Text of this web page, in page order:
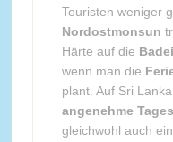
Touristen weniger
Nordostmonsun
Härte auf die
wenn man die
plant. Auf Sri
angenehme
gleichwohl auch